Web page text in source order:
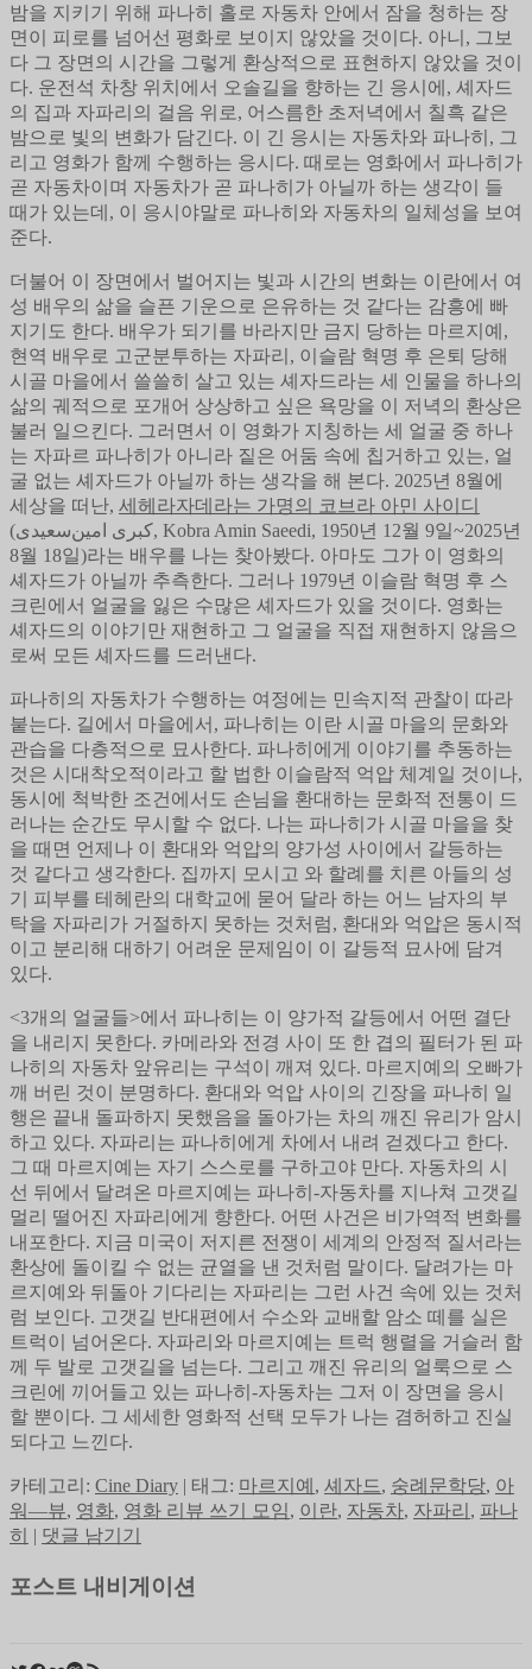
밤을 지키기 위해 파나히 홀로 자동차 안에서 잠을 청하는 장
면이 피로를 넘어선 평화로 보이지 않았을 것이다. 아니, 그보
다 그 장면의 시간을 그렇게 환상적으로 표현하지 않았을 것이
다. 운전석 차창 위치에서 오솔길을 향하는 긴 응시에, 셰자드
의 집과 자파리의 걸음 위로, 어스름한 초저녁에서 칠흑 같은
밤으로 빛의 변화가 담긴다. 이 긴 응시는 자동차와 파나히, 그
리고 영화가 함께 수행하는 응시다. 때로는 영화에서 파나히가
곧 자동차이며 자동차가 곧 파나히가 아닐까 하는 생각이 들
때가 있는데, 이 응시야말로 파나히와 자동차의 일체성을 보여
준다.
더불어 이 장면에서 벌어지는 빛과 시간의 변화는 이란에서 여
성 배우의 삶을 슬픈 기운으로 은유하는 것 같다는 감흥에 빠
지기도 한다. 배우가 되기를 바라지만 금지 당하는 마르지예,
현역 배우로 고군분투하는 자파리, 이슬람 혁명 후 은퇴 당해
시골 마을에서 쓸쓸히 살고 있는 셰자드라는 세 인물을 하나의
삶의 궤적으로 포개어 상상하고 싶은 욕망을 이 저녁의 환상은
불러 일으킨다. 그러면서 이 영화가 지칭하는 세 얼굴 중 하나
는 자파르 파나히가 아니라 짙은 어둠 속에 칩거하고 있는, 얼
굴 없는 셰자드가 아닐까 하는 생각을 해 본다. 2025년 8월에
세상을 떠난, 세헤라자데라는 가명의 코브라 아민 사이디
(کبری امین‌سعیدی, Kobra Amin Saeedi, 1950년 12월 9일~2025년
8월 18일)라는 배우를 나는 찾아봤다. 아마도 그가 이 영화의
셰자드가 아닐까 추측한다. 그러나 1979년 이슬람 혁명 후 스
크린에서 얼굴을 잃은 수많은 셰자드가 있을 것이다. 영화는
셰자드의 이야기만 재현하고 그 얼굴을 직접 재현하지 않음으
로써 모든 셰자드를 드러낸다.
파나히의 자동차가 수행하는 여정에는 민속지적 관찰이 따라
붙는다. 길에서 마을에서, 파나히는 이란 시골 마을의 문화와
관습을 다층적으로 묘사한다. 파나히에게 이야기를 추동하는
것은 시대착오적이라고 할 법한 이슬람적 억압 체계일 것이나,
동시에 척박한 조건에서도 손님을 환대하는 문화적 전통이 드
러나는 순간도 무시할 수 없다. 나는 파나히가 시골 마을을 찾
을 때면 언제나 이 환대와 억압의 양가성 사이에서 갈등하는
것 같다고 생각한다. 집까지 모시고 와 할례를 치른 아들의 성
기 피부를 테헤란의 대학교에 묻어 달라 하는 어느 남자의 부
탁을 자파리가 거절하지 못하는 것처럼, 환대와 억압은 동시적
이고 분리해 대하기 어려운 문제임이 이 갈등적 묘사에 담겨
있다.
<3개의 얼굴들>에서 파나히는 이 양가적 갈등에서 어떤 결단
을 내리지 못한다. 카메라와 전경 사이 또 한 겹의 필터가 된 파
나히의 자동차 앞유리는 구석이 깨져 있다. 마르지예의 오빠가
깨 버린 것이 분명하다. 환대와 억압 사이의 긴장을 파나히 일
행은 끝내 돌파하지 못했음을 돌아가는 차의 깨진 유리가 암시
하고 있다. 자파리는 파나히에게 차에서 내려 걷겠다고 한다.
그 때 마르지예는 자기 스스로를 구하고야 만다. 자동차의 시
선 뒤에서 달려온 마르지예는 파나히-자동차를 지나쳐 고갯길
멀리 떨어진 자파리에게 향한다. 어떤 사건은 비가역적 변화를
내포한다. 지금 미국이 저지른 전쟁이 세계의 안정적 질서라는
환상에 돌이킬 수 없는 균열을 낸 것처럼 말이다. 달려가는 마
르지예와 뒤돌아 기다리는 자파리는 그런 사건 속에 있는 것처
럼 보인다. 고갯길 반대편에서 수소와 교배할 암소 떼를 실은
트럭이 넘어온다. 자파리와 마르지예는 트럭 행렬을 거슬러 함
께 두 발로 고갯길을 넘는다. 그리고 깨진 유리의 얼룩으로 스
크린에 끼어들고 있는 파나히-자동차는 그저 이 장면을 응시
할 뿐이다. 그 세세한 영화적 선택 모두가 나는 겸허하고 진실
되다고 느낀다.
카테고리: Cine Diary | 태그: 마르지예 , 셰자드, 숭례문학당, 아
워—뷰, 영화, 영화 리뷰 쓰기 모임, 이란, 자동차, 자파리 , 파나
히 | 댓글 남기기
포스트 내비게이션